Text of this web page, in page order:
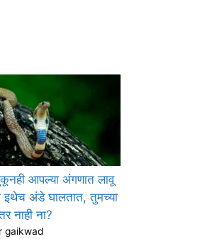
आपल्या अंगणात लावू
इथेच अंडे घालतात, तुमच्या
नाही ना?
gaikwad